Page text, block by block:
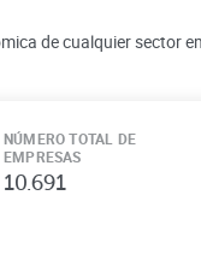
de cualquier sector
NÚMERO TOTAL DE
EMPRESAS
10.691